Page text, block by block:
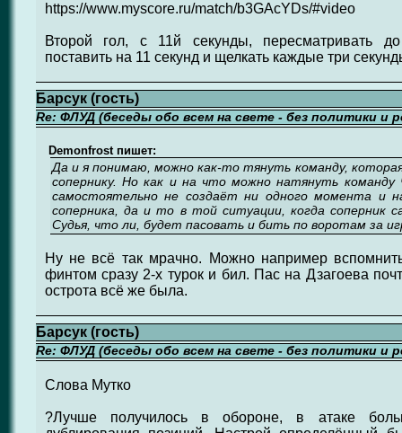
https://www.myscore.ru/match/b3GAcYDs/#video
Второй гол, с 11й секунды, пересматривать
поставить на 11 секунд и щелкать каждые три
Барсук (гость)
Re: ФЛУД (беседы обо всем на свете - без политики и
Demonfrost пишет:
Да и я понимаю, можно как-то тянуть команду,
сопернику. Но как и на что можно натянуть команду
самостоятельно не создаёт ни одного момента и
соперника, да и то в той ситуации, когда соперник
Судья, что ли, будет пасовать и бить по воротам за
Ну не всё так мрачно. Можно например
финтом сразу 2-х турок и бил. Пас на Дзагоева
острота всё же была.
Барсук (гость)
Re: ФЛУД (беседы обо всем на свете - без политики и
Слова Мутко
?Лучше получилось в обороне, в атаке